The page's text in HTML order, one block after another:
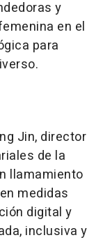
y
en el
para
Jin, director
de la
llamamiento
medidas
digital y
inclusiva y